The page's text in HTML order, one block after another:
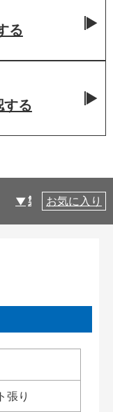
る
する
製品仕様
お気に入り
張り